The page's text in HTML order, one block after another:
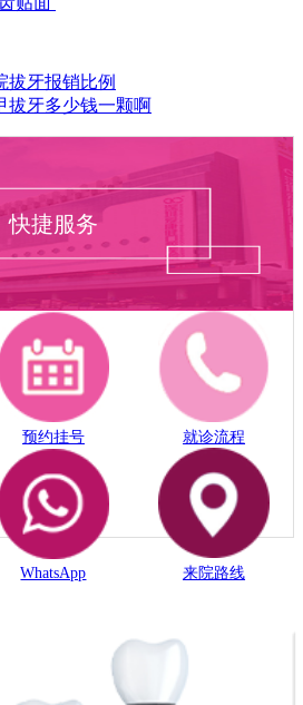
拔牙报销比例
拔牙多少钱一颗啊
快捷服务
预约挂号 就诊流程
WhatsApp 来院路线